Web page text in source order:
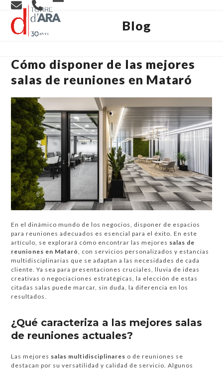
Skip
content
Open
Close
Blog
Cómo disponer de las mejores
salas de reuniones en Mataró
En el dinámico mundo de los negocios, disponer de espacios
para reuniones adecuados es esencial para el éxito. En este
artículo, se explorará cómo encontrar las mejores salas de
reuniones en Mataró, con servicios personalizados y estancias
multidisciplinarias que se adaptan a las necesidades de cada
cliente. Ya sea para presentaciones cruciales, lluvia de ideas
creativas o negociaciones estratégicas, la elección de estas
citadas salas puede marcar, sin duda, la diferencia en los
resultados.
¿Qué caracteriza a las mejores salas
de reuniones actuales?
Las mejores salas multidisciplinares o de reuniones se
destacan por su versatilidad y calidad de servicio. Algunos